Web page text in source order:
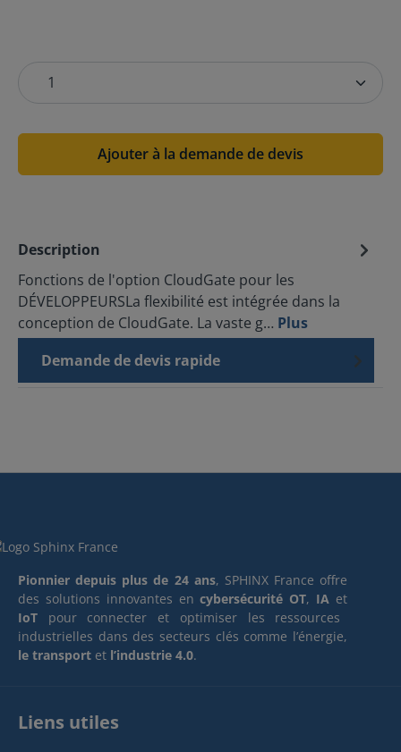
Ajouter à la demande de devis
Description
Fonctions de l'option CloudGate pour les
DÉVELOPPEURSLa flexibilité est intégrée dans la
conception de CloudGate. La vaste g… Plus
Demande de devis rapide
Pionnier depuis plus de 24 ans, SPHINX France offre
des solutions innovantes encybersécurité OT, IA et
IoT pour connecter et optimiser les ressources
industrielles dans des secteurs clés comme l’énergie,
le transport et l’industrie 4.0.
Liens utiles